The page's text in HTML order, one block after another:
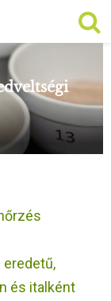
eredetű,
és italként